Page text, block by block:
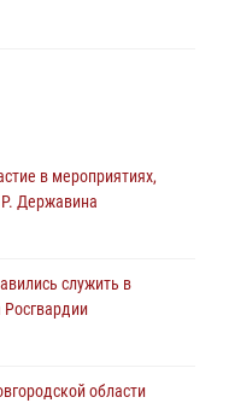
телефонную «горячую
службе детям из летнего
в мероприятиях,
Державина
служить в
Росгвардии
области